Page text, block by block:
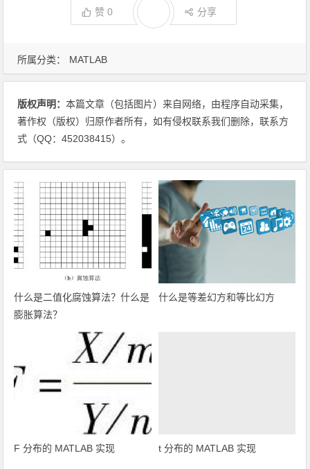
赞0 分享
所属分类： MATLAB
版权声明：本篇文章（包括图片）来自网络，由程序自动采集，
著作权（版权）归原作者所有，如有侵权联系我们删除，联系方
式（QQ：452038415）。
什么是二值化腐蚀算法？什么是
膨胀算法？
什么是等差幻方和等比幻方
F 分布的 MATLAB 实现 t 分布的 MATLAB 实现